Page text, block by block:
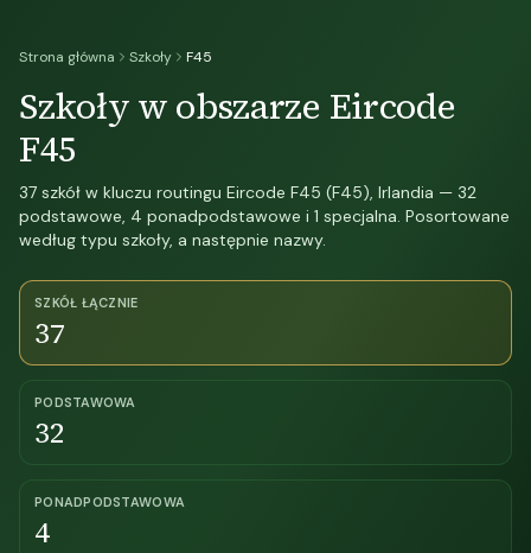
Strona główna Szkoły F45
Szkoły w obszarze Eircode
F45
37 szkół w kluczu routingu Eircode F45 (F45), Irlandia — 32
podstawowe, 4 ponadpodstawowe i 1 specjalna. Posortowane
według typu szkoły, a następnie nazwy.
SZKÓŁ ŁĄCZNIE
37
PODSTAWOWA
32
PONADPODSTAWOWA
4